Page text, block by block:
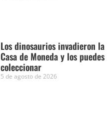
Los dinosaurios invadieron la
Casa de Moneda y los puedes
coleccionar
5 de agosto de 2026